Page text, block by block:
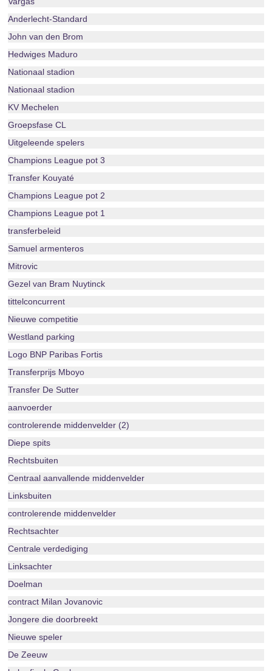
Anderlecht-Standard
John van den Brom
Hedwiges Maduro
Nationaal stadion
Nationaal stadion
KV Mechelen
Groepsfase CL
Uitgeleende spelers
Champions League pot 3
Transfer Kouyaté
Champions League pot 2
Champions League pot 1
transferbeleid
Samuel armenteros
Mitrovic
Gezel van Bram Nuytinck
tittelconcurrent
Nieuwe competitie
Westland parking
Logo BNP Paribas Fortis
Transferprijs Mboyo
Transfer De Sutter
aanvoerder
controlerende middenvelder (2)
Diepe spits
Rechtsbuiten
Centraal aanvallende middenvelder
Linksbuiten
controlerende middenvelder
Rechtsachter
Centrale verdediging
Linksachter
Doelman
contract Milan Jovanovic
Jongere die doorbreekt
Nieuwe speler
De Zeeuw